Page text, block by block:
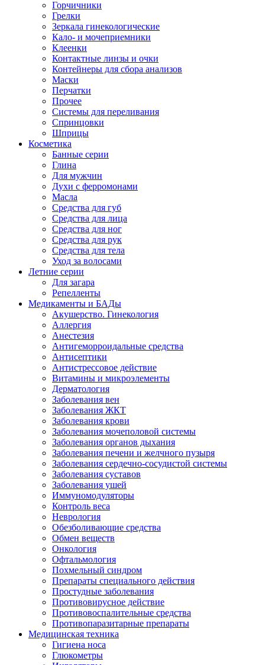
Горчичники
Грелки
Зеркала гинекологические
Кало- и мочеприемники
Клеенки
Контактные линзы и очки
Контейнеры для сбора анализов
Маски
Перчатки
Прочее
Системы для переливания
Спринцовки
Шприцы
Косметика
Банные серии
Глина
Для мужчин
Духи с ферромонами
Масла
Средства для губ
Средства для лица
Средства для ног
Средства для рук
Средства для тела
Уход за волосами
Летние серии
Для загара
Репелленты
Медикаменты и БАДы
Акушерство. Гинекология
Аллергия
Анестезия
Антигеморроидальные средства
Антисептики
Антистрессовое действие
Витамины и микроэлементы
Дерматология
Заболевания вен
Заболевания ЖКТ
Заболевания крови
Заболевания мочеполовой системы
Заболевания органов дыхания
Заболевания печени и желчного пузыря
Заболевания сердечно-сосудистой системы
Заболевания суставов
Заболевания ушей
Иммуномодуляторы
Контроль веса
Неврология
Обезболивающие средства
Обмен веществ
Онкология
Офтальмология
Похмельный синдром
Препараты специального действия
Простудные заболевания
Противовирусное действие
Противовоспалительные средства
Противопаразитарные препараты
Медицинская техника
Гигиена носа
Глюкометры